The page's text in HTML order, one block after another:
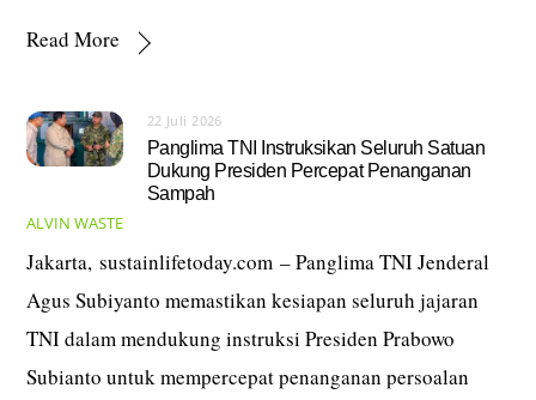
Read More
22 Juli 2026
Panglima TNI Instruksikan Seluruh Satuan
Dukung Presiden Percepat Penanganan
Sampah
ALVIN WASTE
Jakarta, sustainlifetoday.com – Panglima TNI Jenderal
Agus Subiyanto memastikan kesiapan seluruh jajaran
TNI dalam mendukung instruksi Presiden Prabowo
Subianto untuk mempercepat penanganan persoalan